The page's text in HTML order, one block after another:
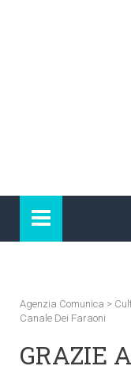
Agenzia Comunica >
Canale Dei Faraoni
GRAZIE